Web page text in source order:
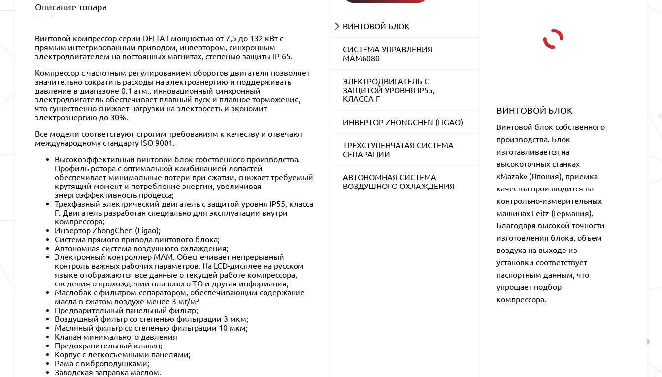
Описание товара
Винтовой компрессор серии DELTA I мощностью от 7,5 до 132 кВт с
прямым интегрированным приводом, инвертором, синхронным
электродвигателем на постоянных магнитах, степенью защиты IP 65.
Компрессор с частотным регулированием оборотов двигателя позволяет
значительно сократить расходы на электроэнергию и поддерживать
давление в диапазоне 0.1 атм., инновационный синхронный
электродвигатель обеспечивает плавный пуск и плавное торможение,
что существенно снижает нагрузки на электросеть и экономит
электроэнергию до 30%.
Все модели соответствуют строгим требованиям к качеству и отвечают
международному стандарту ISO 9001.
Высокоэффективный винтовой блок собственного производства.
Профиль ротора с оптимальной комбинацией лопастей
обеспечивает минимальные потери при сжатии, снижает требуемый
крутящий момент и потребление энергии, увеличивая
энергоэффективность процесса;
Трехфазный электрический двигатель с защитой уровня IP55, класса
F. Двигатель разработан специально для эксплуатации внутри
компрессора;
Инвертор ZhongChen (Ligao);
Система прямого привода винтового блока;
Автономная система воздушного охлаждения;
Электронный контроллер MAM. Обеспечивает непрерывный
контроль важных рабочих параметров. На LCD-дисплее на русском
языке отображаются все данные о текущей работе компрессора,
сведения о прохождении планового ТО и другая информация;
Маслобак с фильтром-сепаратором, обеспечивающим содержание
масла в сжатом воздухе менее 3 мг/м³
Предварительный панельный фильтр;
Воздушный фильтр со степенью фильтрации 3 мкм;
Масляный фильтр со степенью фильтрации 10 мкм;
Клапан минимального давления
Предохранительный клапан;
Корпус с легкосъемными панелями;
Рама с виброподушками;
Заводская заправка маслом.
ВИНТОВОЙ БЛОК
ВИНТОВОЙ БЛОК
Винтовой блок собственного
производства. Блок
изготавливается на
высокоточных станках
«Mazak» (Япония), приемка
качества производится на
контрольно-измерительных
машинах Leitz (Германия).
Благодаря высокой точности
изготовления блока, объем
воздуха на выходе из
установки соответствует
паспортным данным, что
упрощает подбор
компрессора.
СИСТЕМА УПРАВЛЕНИЯ
MAM6080
ЭЛЕКТРОДВИГАТЕЛЬ С
ЗАЩИТОЙ УРОВНЯ IP55,
КЛАССА F
ИНВЕРТОР ZHONGCHEN (LIGAO)
ТРЕХСТУПЕНЧАТАЯ СИСТЕМА
СЕПАРАЦИИ
АВТОНОМНАЯ СИСТЕМА
ВОЗДУШНОГО ОХЛАЖДЕНИЯ